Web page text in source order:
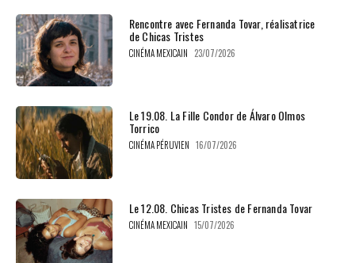
Rencontre avec Fernanda Tovar, réalisatrice
de Chicas Tristes
CINÉMA MEXICAIN 23/07/2026
Le 19.08. La Fille Condor de Álvaro Olmos
Torrico
CINÉMA PÉRUVIEN 16/07/2026
Le 12.08. Chicas Tristes de Fernanda Tovar
CINÉMA MEXICAIN 15/07/2026